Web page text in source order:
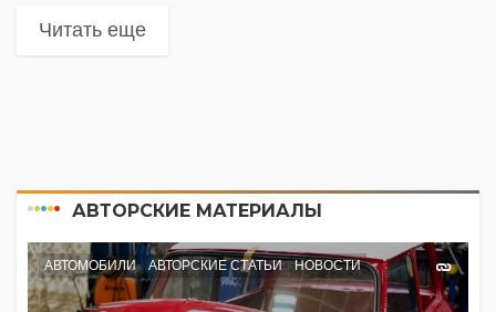
Читать еще
АВТОРСКИЕ МАТЕРИАЛЫ
АВТОМОБИЛИ АВТОРСКИЕ СТАТЬИ НОВОСТИ